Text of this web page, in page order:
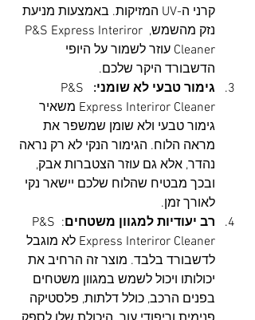
קרני ה-UV המזיקות. באמצעות מניעת
נזק מהשמש, P&S Express Interiror
Cleaner עוזר לשמור על היופי
הדשבורד היקר שלכם.
גימור טבעי לא שומני:
  P&S
Express Interiror Cleaner משאיר
גימור טבעי ולא שומן שמשפר את
מראה הלוח. הגימור הנקי לא רק נראה
נהדר, אלא גם עוזר הצטברות אבק,
ובכך מבטיח שהלוח שלכם יישאר נקי
לאורך זמן.
רב יעודיות למגוון משטחים
: P&S
Express Interiror Cleaner לא מוגבל
לדשבורד בלבד. מוצר זה הרחיב את
יכולותו ויכול לשמש במגוון משטחים
בפנים הרכב, כולל דלתות, פלסטיקה